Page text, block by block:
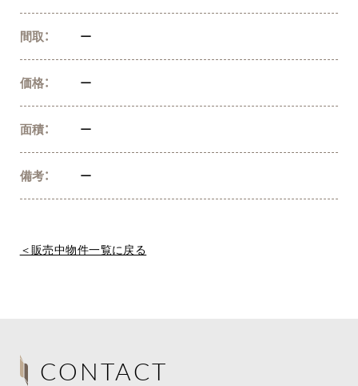
間取： ー
価格： ー
面積： ー
備考： ー
＜販売中物件一覧に戻る
CONTACT